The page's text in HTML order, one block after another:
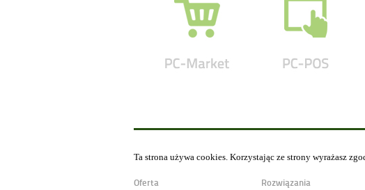
Ta strona używa cookies. Korzystając ze strony wyrażasz
Oferta
Rozwiązania